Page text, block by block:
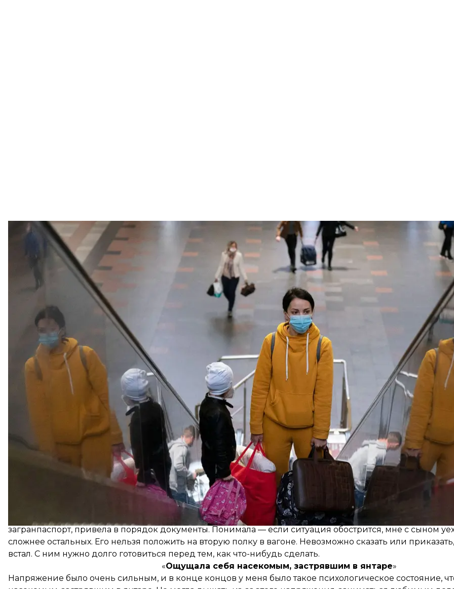
Женщина с сумками поднимается по эскалатору к поездам на железнодорожном вокзале Киева
AP / Evgeniy Maloletka
На фоне постоянных сообщений о вероятной дате наступления российских войск , несколько
сотрудников на запад страны
. Так же поступили и некоторые компании и владельцы бизнеса.
Львове, Ивано-Франковске или Ужгороде становится все дороже.
Но все чаще люди стали принимать решение о переезде и независимо от планов своего
опыт жизни под временной оккупацией в 2014-м, ищут безопасное место для своей семьи или
Если ситуация обострится, мне с сыном уехать будет втрое сложнее, чем
Наталья Абрамова, одна из основательниц центра для детей с инвалидностью в Северодонецке
У моего 14-летнего сына Антона аутизм и I группа инвалидности. Это жизнь в постоянном напряжении.
накладываться ситуация с возможным вторжением. Я не могла контролировать эту ситуацию, не знала,
и погружалась в еще больший стресс.
В течение последних двух месяцев было только одно ощущение — необходимо что-то делать, решать.
загранпаспорт, привела в порядок документы. Понимала — если ситуация обострится, мне с сыном
сложнее остальных. Его нельзя положить на вторую полку в вагоне. Невозможно сказать или
встал. С ним нужно долго готовиться перед тем, как что-нибудь сделать.
«Ощущала себя насекомым, застрявшим в янтаре»
Напряжение было очень сильным, и в конце концов у меня было такое психологическое состояние,